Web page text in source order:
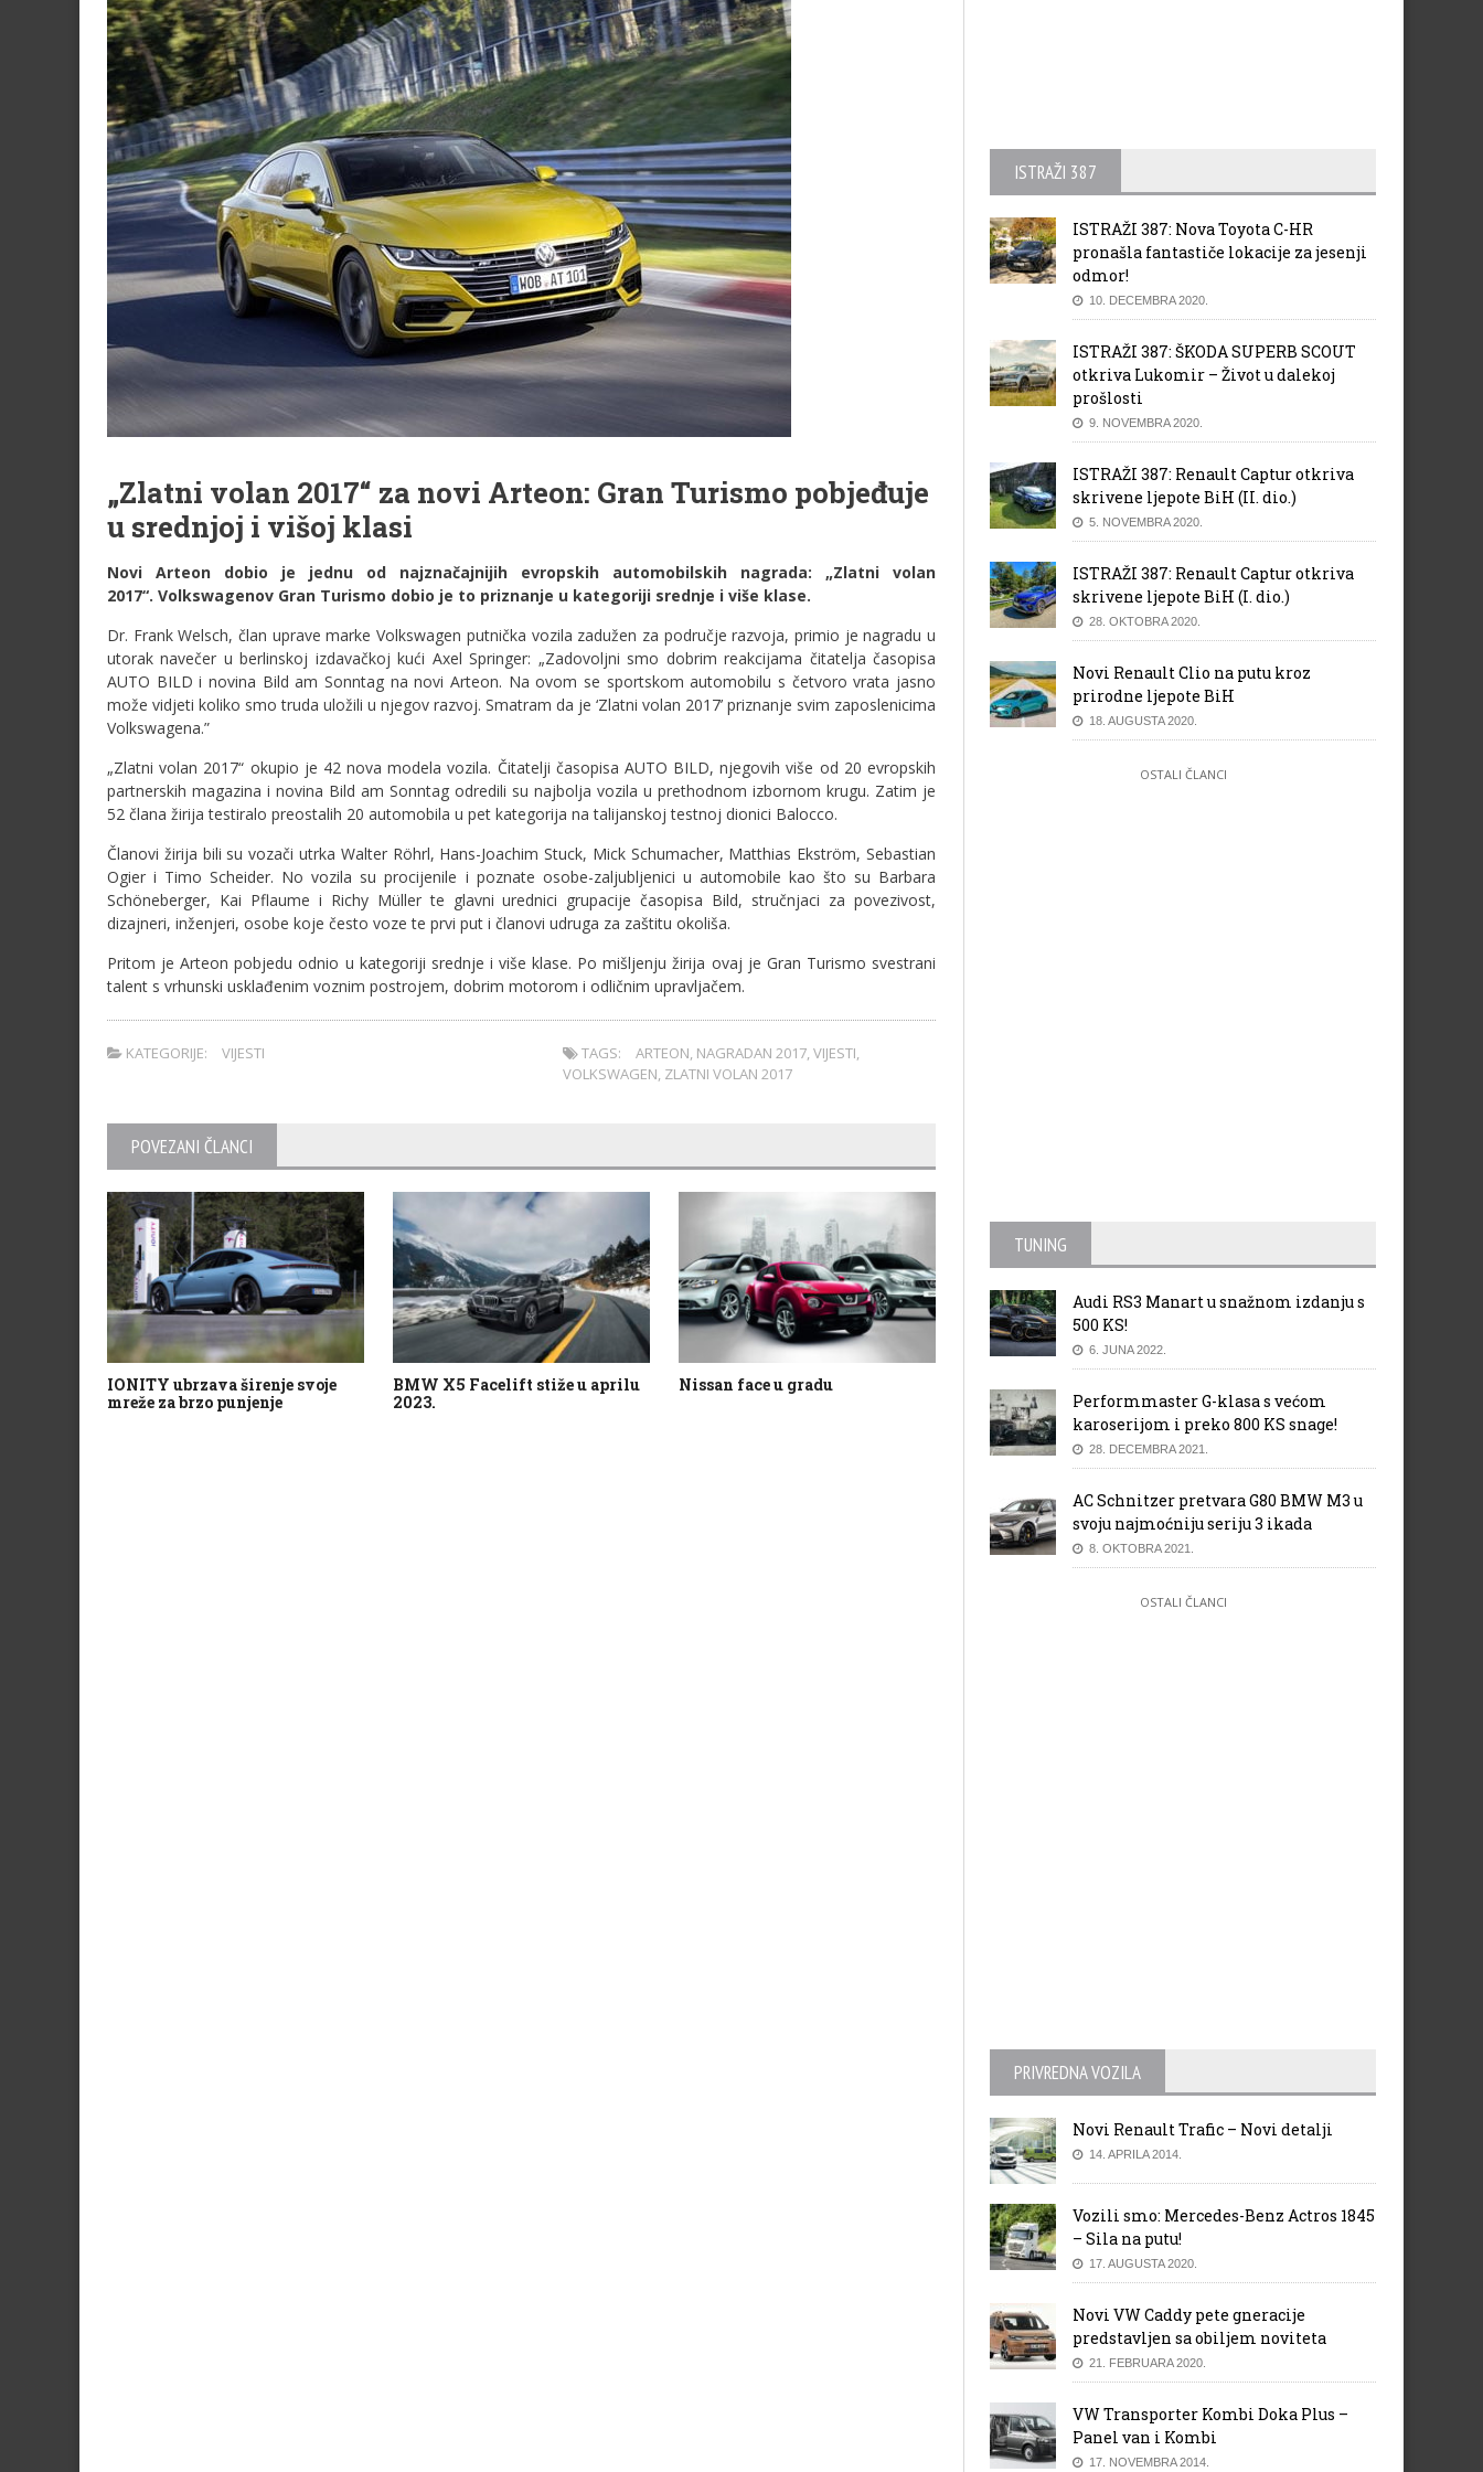
„Zlatni volan 2017“ za novi Arteon: Gran Turismo pobjeđuje
u srednjoj i višoj klasi
Novi Arteon dobio je jednu od najznačajnijih evropskih automobilskih nagrada: „Zlatni volan
2017“. Volkswagenov Gran Turismo dobio je to priznanje u kategoriji srednje i više klase.
Dr. Frank Welsch, član uprave marke Volkswagen putnička vozila zadužen za područje razvoja, primio je nagradu u
utorak navečer u berlinskoj izdavačkoj kući Axel Springer: „Zadovoljni smo dobrim reakcijama čitatelja časopisa
AUTO BILD i novina Bild am Sonntag na novi Arteon. Na ovom se sportskom automobilu s četvoro vrata jasno
može vidjeti koliko smo truda uložili u njegov razvoj. Smatram da je ‘Zlatni volan 2017’ priznanje svim zaposlenicima
Volkswagena.”
„Zlatni volan 2017“ okupio je 42 nova modela vozila. Čitatelji časopisa AUTO BILD, njegovih više od 20 evropskih
partnerskih magazina i novina Bild am Sonntag odredili su najbolja vozila u prethodnom izbornom krugu. Zatim je
52 člana žirija testiralo preostalih 20 automobila u pet kategorija na talijanskoj testnoj dionici Balocco.
Članovi žirija bili su vozači utrka Walter Röhrl, Hans-Joachim Stuck, Mick Schumacher, Matthias Ekström, Sebastian
Ogier i Timo Scheider. No vozila su procijenile i poznate osobe-zaljubljenici u automobile kao što su Barbara
Schöneberger, Kai Pflaume i Richy Müller te glavni urednici grupacije časopisa Bild, stručnjaci za povezivost,
dizajneri, inženjeri, osobe koje često voze te prvi put i članovi udruga za zaštitu okoliša.
Pritom je Arteon pobjedu odnio u kategoriji srednje i više klase. Po mišljenju žirija ovaj je Gran Turismo svestrani
talent s vrhunski usklađenim voznim postrojem, dobrim motorom i odličnim upravljačem.
KATEGORIJE: VIJESTI TAGS: ARTEON, NAGRADAN 2017,VIJESTI,
VOLKSWAGEN, ZLATNI VOLAN 2017
POVEZANI ČLANCI
IONITY ubrzava širenje svoje
mreže za brzo punjenje
BMW X5 Facelift stiže u aprilu
2023.
Nissan face u gradu
Dacia slavi novi rekord:
Isporučen 3,5-milioniti
automobil
čekanju do daljnjeg
ISTRAŽI 387
ISTRAŽI 387: Nova Toyota C-HR
pronašla fantastiče lokacije za jesenji
odmor!
10. DECEMBRA 2020.
ISTRAŽI 387: ŠKODA SUPERB SCOUT
otkriva Lukomir – Život u dalekoj
prošlosti
9. NOVEMBRA 2020.
ISTRAŽI 387: Renault Captur otkriva
skrivene ljepote BiH (II. dio.)
5. NOVEMBRA 2020.
ISTRAŽI 387: Renault Captur otkriva
skrivene ljepote BiH (I. dio.)
28. OKTOBRA 2020.
Novi Renault Clio na putu kroz
prirodne ljepote BiH
18. AUGUSTA 2020.
OSTALI ČLANCI
TUNING
Audi RS3 Manart u snažnom izdanju s
500 KS!
6. JUNA 2022.
Performmaster G-klasa s većom
karoserijom i preko 800 KS snage!
28. DECEMBRA 2021.
AC Schnitzer pretvara G80 BMW M3 u
svoju najmoćniju seriju 3 ikada
8. OKTOBRA 2021.
OSTALI ČLANCI
PRIVREDNA VOZILA
Novi Renault Trafic – Novi detalji
14. APRILA 2014.
Vozili smo: Mercedes-Benz Actros 1845
– Sila na putu!
17. AUGUSTA 2020.
Novi VW Caddy pete gneracije
predstavljen sa obiljem noviteta
21. FEBRUARA 2020.
VW Transporter Kombi Doka Plus –
Panel van i Kombi
17. NOVEMBRA 2014.